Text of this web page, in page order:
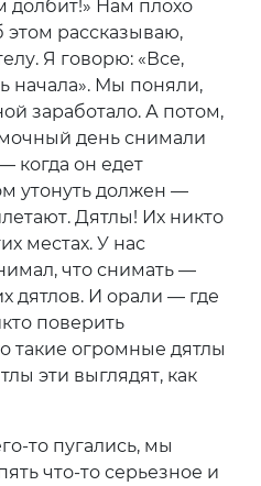
долбит!» Нам плохо
этом рассказываю,
Я говорю: «Все,
начала». Мы поняли,
заработало. А потом,
день снимали
когда он едет
утонуть должен —
Дятлы! Их никто
местах. У нас
что снимать —
дятлов. И орали — где
поверить
такие огромные дятлы
эти выглядят, как
то пугались, мы
что-то серьезное и